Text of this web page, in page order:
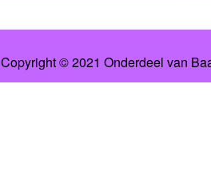
Copyright © 2021 Onderdeel van